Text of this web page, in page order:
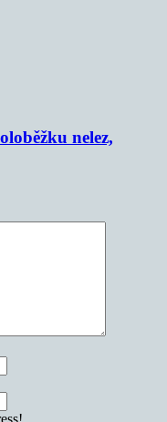
nelez,